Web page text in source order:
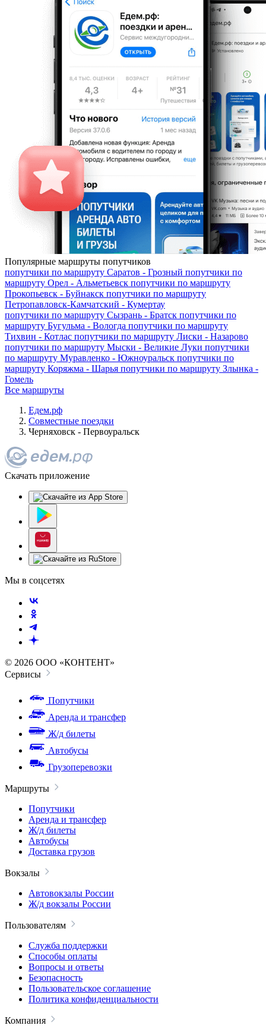
Популярные маршруты попутчиков
попутчики по маршруту Саратов - Грозный попутчики по
маршруту Орел - Альметьевск попутчики по маршруту
Прокопьевск - Буйнакск попутчики по маршруту
Петропавловск-Камчатский - Кумертау
попутчики по маршруту Сызрань - Братск попутчики по
маршруту Бугульма - Вологда попутчики по маршруту
Тихвин - Котлас попутчики по маршруту Лиски - Назарово
попутчики по маршруту Мыски - Великие Луки попутчики
по маршруту Муравленко - Южноуральск попутчики по
маршруту Коряжма - Шарья попутчики по маршруту Злынка -
Гомель
Все маршруты
Едем.рф
Совместные поездки
Черняховск - Первоуральск
Скачать приложение
Мы в соцсетях
© 2026 ООО «КОНТЕНТ»
Сервисы
Попутчики
Аренда и трансфер
Ж/д билеты
Автобусы
Грузоперевозки
Маршруты
Попутчики
Аренда и трансфер
Ж/д билеты
Автобусы
Доставка грузов
Вокзалы
Автовокзалы России
Ж/д вокзалы России
Пользователям
Служба поддержки
Способы оплаты
Вопросы и ответы
Безопасность
Пользовательское соглашение
Политика конфиденциальности
Компания